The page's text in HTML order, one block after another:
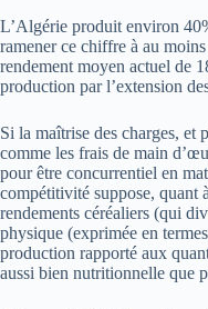
L’Algérie produit environ
ramener ce chiffre à au
rendement moyen actuel de
production par l’extension
Si la maîtrise des charges, et
comme les frais de main
pour être concurrentiel en
compétitivité suppose, quant
rendements céréaliers (qui
physique (exprimée en
production rapporté aux
aussi bien nutritionnelle que